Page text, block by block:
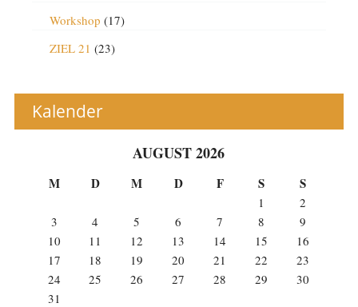
Workshop (17)
ZIEL 21 (23)
Kalender
AUGUST 2026
M D M D F S S
1
2
3
4 5 6 7 8
9
10
11 12 13 14 15
16
17
18 19 20 21 22
23
24
25 26 27 28 29
30
31